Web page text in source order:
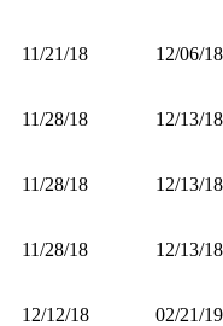
11/21/18 12/06/18
11/28/18 12/13/18
11/28/18 12/13/18
11/28/18 12/13/18
12/12/18 02/21/19